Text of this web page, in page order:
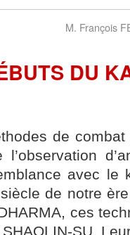
M. François
DU
de
avec le
de notre
ces
SU.